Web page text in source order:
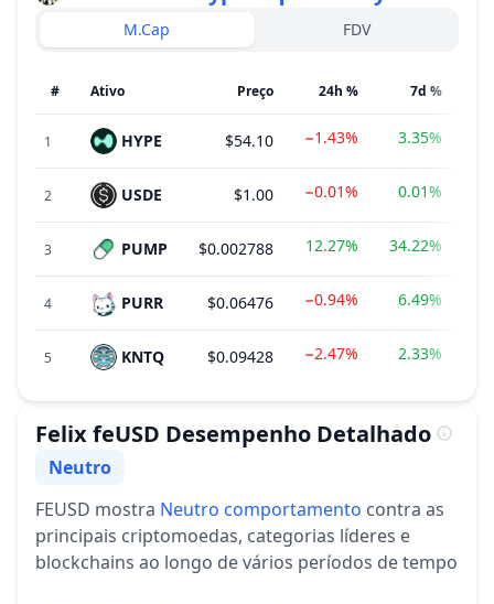
M.Cap FDV
# Ativo Preço 24h % 7d %
1 HYPE $54.10 −1.43% 3.35%
2 USDE $1.00 −0.01% 0.01%
3 PUMP $0.002788 12.27% 34.22%
4 PURR $0.06476 −0.94% 6.49%
5 KNTQ $0.09428 −2.47% 2.33%
Felix feUSD Desempenho Detalhado
Sentimento
Neutro
FEUSD mostra Neutro comportamento contra as
principais criptomoedas, categorias líderes e
blockchains ao longo de vários períodos de tempo